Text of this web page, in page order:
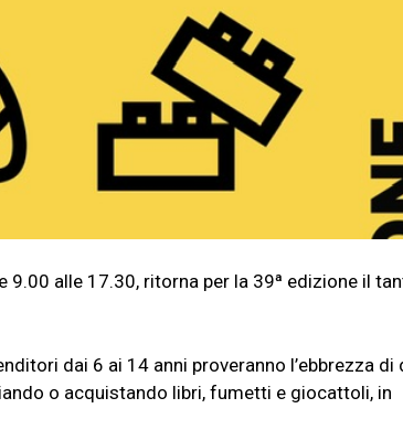
9.00 alle 17.30, ritorna per la 39ª edizione il
dai 6 ai 14 anni proveranno l’ebbrezza di
o acquistando libri, fumetti e giocattoli, in